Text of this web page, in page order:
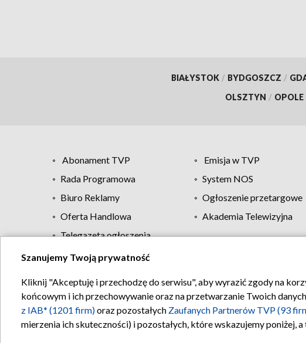
BIAŁYSTOK / BYDGOSZCZ /
OLSZTYN / OPOLE
Abonament TVP Emisja w TVP
Rada Programowa
System NOS
Biuro Reklamy
Ogłoszenie przetargowe
Oferta Handlowa
Akademia Telewizyjna
Telegazeta ogłoszenia
Regulamin TVP Polityka
Szanujemy Twoją prywatność
Kliknij "Akceptuję i przechodzę do serwisu", aby wyrazić zgody na
końcowym i ich przechowywanie oraz na przetwarzanie Twoich
z IAB* (1201 firm)oraz pozostałych Zaufanych Partnerów TVP (93
mierzenia ich skuteczności) i pozostałych, które wskazujemy poniżej,